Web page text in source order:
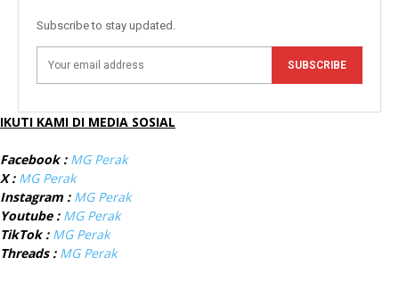
Subscribe to stay updated.
SUBSCRIBE
IKUTI KAMI DI MEDIA SOSIAL
Facebook : MG Perak
X : MG Perak
Instagram : MG Perak
Youtube : MG Perak
TikTok : MG Perak
Threads : MG Perak